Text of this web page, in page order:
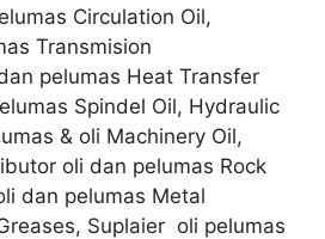
Circulation Oil,
Transmision
pelumas Heat Transfer
Spindel Oil, Hydraulic
& oli Machinery Oil,
oli dan pelumas Rock
dan pelumas Metal
Suplaier oli pelumas